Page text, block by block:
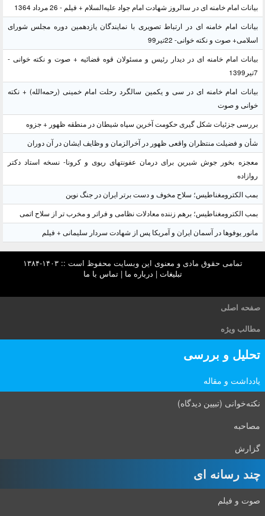
بیانات امام خامنه ای در سالروز شهادت امام جواد علیه‌السلام + فیلم - 26 مرداد 1364
بیانات امام خامنه ای در ارتباط تصویری با نمایندگان یازدهمین دوره مجلس شورای
اسلامی+ صوت و نکته خوانی- 22تیر99
بیانات امام خامنه ای در دیدار رئیس و مسئولان قوه قضائیه + صوت و نکته خوانی -
7تیر1399
بیانات امام خامنه ای در سی و یکمین سالگرد رحلت امام خمینی (رحمه‌الله) + نکته
خوانی و صوت
بررسی جزئیات شکل گیری حکومت آخرین سپاه شیطان در منطقه ظهور + جزوه
شأن و فضیلت منتظران واقعی ظهور در آخرالزمان و وظایف ایشان در آن دوران
معجزه بخور جوش شیرین برای درمان عفونتهای ریوی و کرونا- نسخه استاد دکتر
روازاده
بمب الکترومغناطیس؛ سلاح مخوف و دست برتر ایران در جنگ نوین
بمب الکترومغناطیس؛ برهم زننده معادلات نظامی و فراتر و مخرب تر از سلاح اتمی
مانور یوفوها در آسمان ایران و آمریکا پس از شهادت سردار سلیمانی + فیلم
تمامی حقوق مادی و معنوی این وبسایت محفوظ است :: ۱۴۰۳-۱۳۸۴
تبلیغات | درباره ما |تماس با ما
صفحه اصلی
مطالب ویژه
تحلیل و بررسی
یادداشت و مقاله
نکته‌خوانی (تبیین دیدگاه)
مصاحبه
گزارش
چند رسانه ای
صوت و فیلم